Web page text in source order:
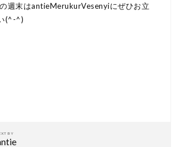
週末はantieMerukurVesenyiにぜひお立
(^-^)
BY